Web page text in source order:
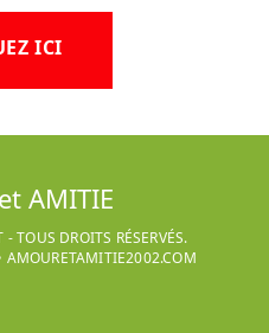
ICI
AMITIE
TOUS DROITS RÉSERVÉS.
AMOURETAMITIE2002.COM